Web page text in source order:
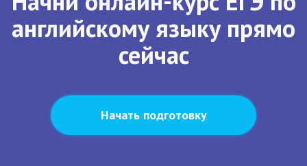
английскому языку прямо
сейчас
Начать подготовку